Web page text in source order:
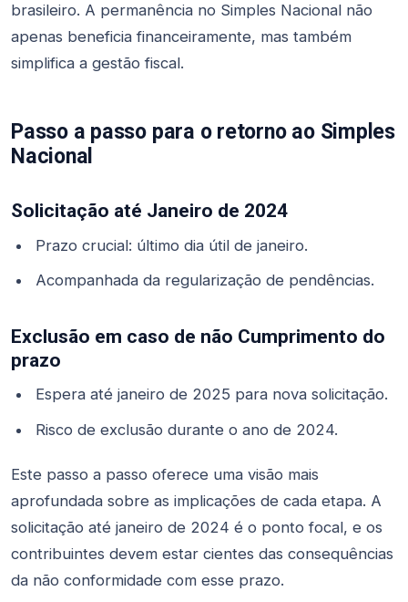
brasileiro. A permanência no Simples Nacional não
apenas beneficia financeiramente, mas também
simplifica a gestão fiscal.
Passo a passo para o retorno ao Simples
Nacional
Solicitação até Janeiro de 2024
Prazo crucial: último dia útil de janeiro.
Acompanhada da regularização de pendências.
Exclusão em caso de não Cumprimento do
prazo
Espera até janeiro de 2025 para nova solicitação.
Risco de exclusão durante o ano de 2024.
Este passo a passo oferece uma visão mais
aprofundada sobre as implicações de cada etapa. A
solicitação até janeiro de 2024 é o ponto focal, e os
contribuintes devem estar cientes das consequências
da não conformidade com esse prazo.